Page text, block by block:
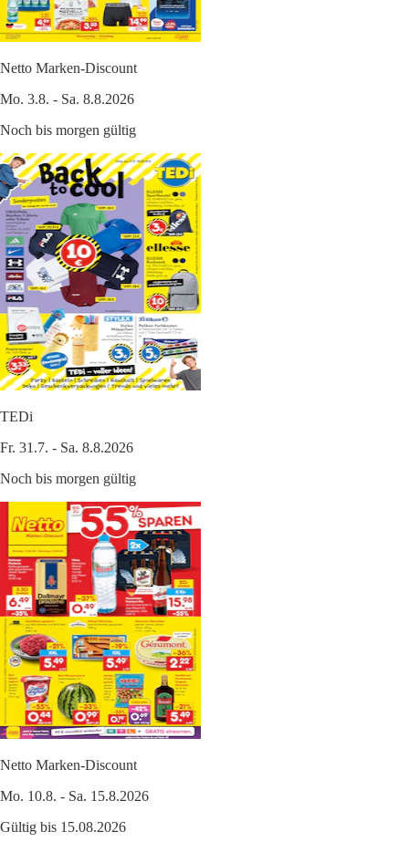
Netto Marken-Discount
Mo. 3.8. - Sa. 8.8.2026
Noch bis morgen gültig
TEDi
Fr. 31.7. - Sa. 8.8.2026
Noch bis morgen gültig
Netto Marken-Discount
Mo. 10.8. - Sa. 15.8.2026
Gültig bis 15.08.2026